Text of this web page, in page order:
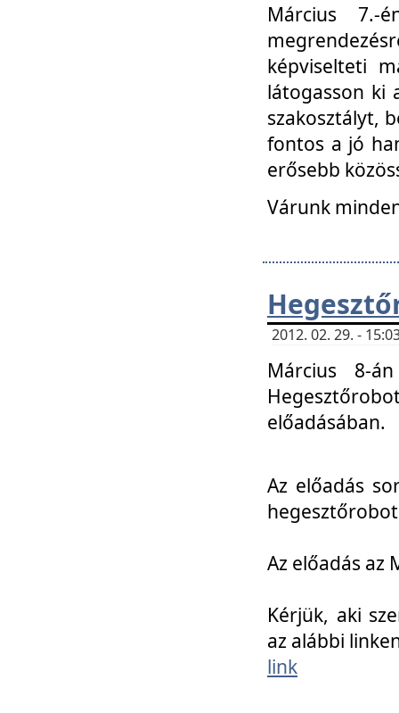
Március 7.-
képviselteti
látogasson ki
szakosztályt,
fontos a jó
erősebb
Várunk
2012. 02. 29. -
Március 8-
előadásában.
Az előadás
Az előadás az
Kérjük, aki
az alábbi
link